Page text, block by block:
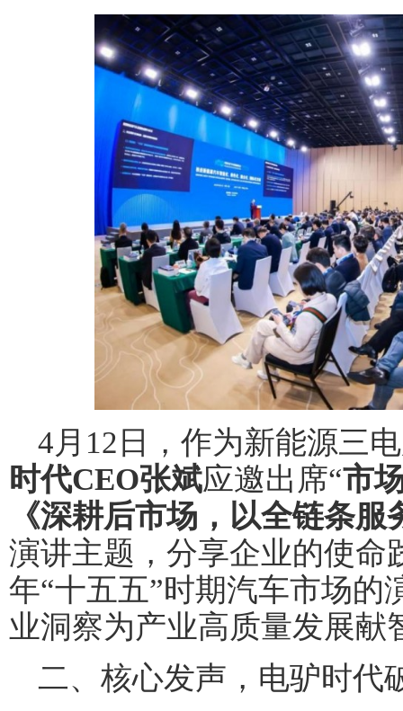
4月12日，作为新能源三
时代CEO张斌应邀出席“市
《深耕后市场，以全链条
演讲主题，分享企业的使命
年“十五五”时期汽车市场的
业洞察为产业高质量发展献
二、核心发声，电驴时代